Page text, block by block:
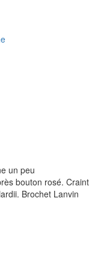
un peu
bouton rosé. Craint
Brochet Lanvin